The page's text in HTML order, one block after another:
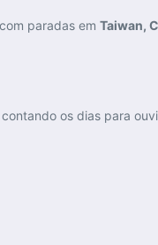
paradas em Taiwan,
os dias para